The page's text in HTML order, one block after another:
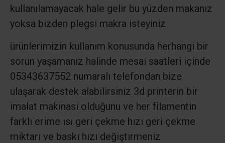
kullanılamayacak hale gelir bu yüzden makanız
yoksa bizden plegsi makra isteyiniz
ürünlerimizin kullanım konusunda herhangi bir
sorun yaşamanız halinde mesai saatleri içinde
05343637552 numaralı telefondan bize
ulaşarak destek alabilirsiniz 3d printerin bir
imalat makinasi olduğunu ve her filamentin
farklı erime ısı geri çekme hızı geri çekme
miktarı ve baskı hızı değiştirmeniz